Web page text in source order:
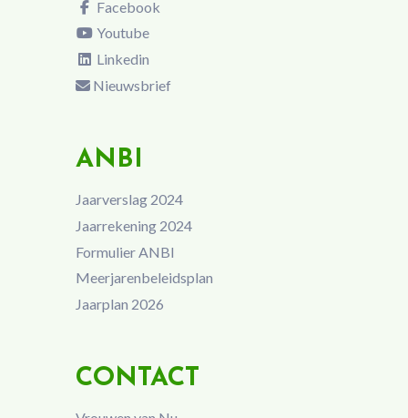
Facebook
Youtube
Linkedin
Nieuwsbrief
ANBI
Jaarverslag 2024
Jaarrekening 2024
Formulier ANBI
Meerjarenbeleidsplan
Jaarplan 2026
CONTACT